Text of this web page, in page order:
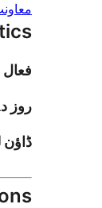
روز
ڈاؤن